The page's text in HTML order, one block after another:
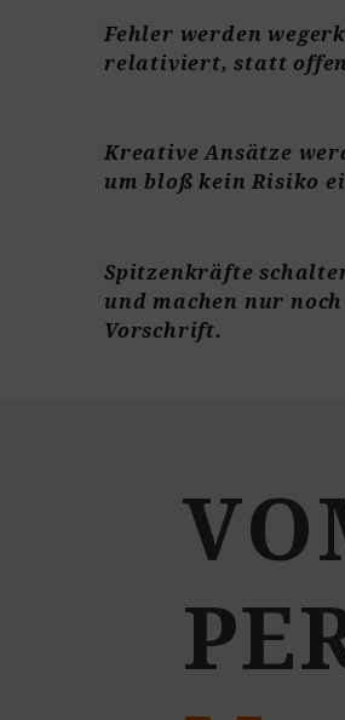
Fehler werden
relativiert, statt offen
Kreative Ansätze
um bloß kein Risiko
Spitzenkräfte
und machen nur
Vorschrift.
VO
PE